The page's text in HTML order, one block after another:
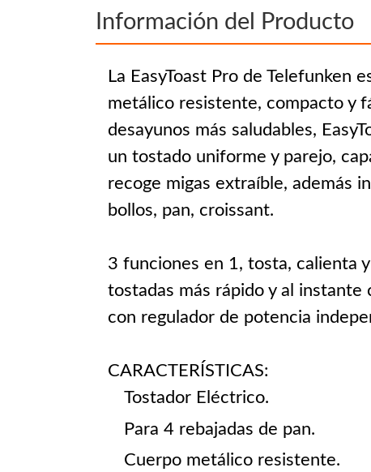
Información del Producto
La EasyToast Pro de Telefunken
metálico resistente, compacto y
desayunos más saludables,
un tostado uniforme y parejo,
recoge migas extraíble, además
bollos, pan, croissant.
3 funciones en 1, tosta, calienta
tostadas más rápido y al
con regulador de potencia
CARACTERÍSTICAS:
Tostador Eléctrico.
Para 4 rebajadas de pan.
Cuerpo metálico resistente.